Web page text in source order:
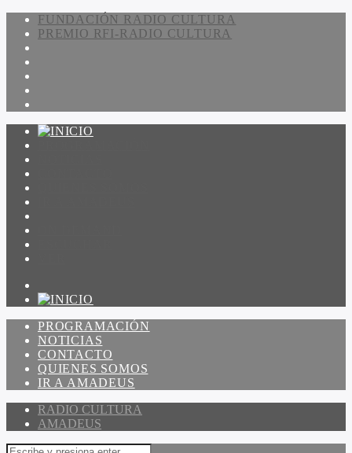
FUNDACIÓN RADIO CULTURA
PREMIO RFI-RADIO CULTURA
PROGRAMACIÓN
NOTICIAS
CONTACTO
QUIENES SOMOS
IR A AMADEUS
RADIO CULTURA
AMADEUS